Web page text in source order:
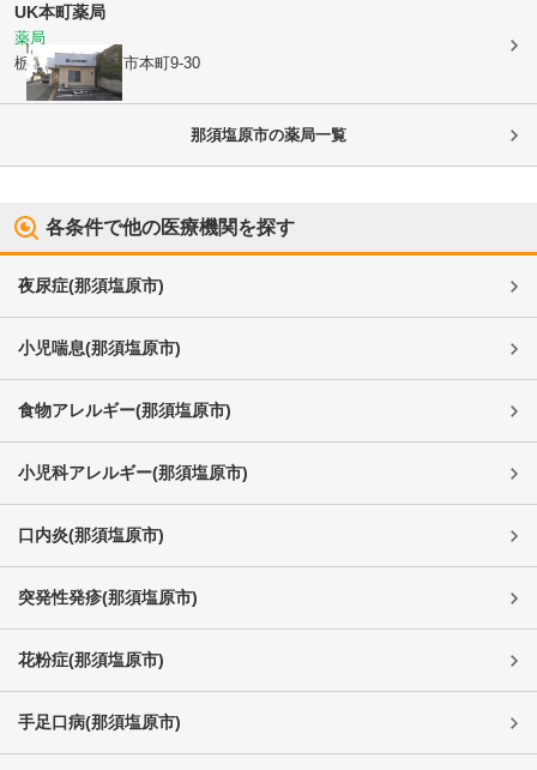
UK本町薬局
薬局
栃木県那須塩原市本町9-30
那須塩原市の薬局一覧
各条件で他の医療機関を探す
夜尿症(那須塩原市)
小児喘息(那須塩原市)
食物アレルギー(那須塩原市)
小児科アレルギー(那須塩原市)
口内炎(那須塩原市)
突発性発疹(那須塩原市)
花粉症(那須塩原市)
手足口病(那須塩原市)